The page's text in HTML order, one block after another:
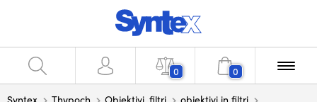
0 0
Syntex Thypoch Objektivi, filtri
objektivi in filtri